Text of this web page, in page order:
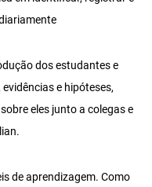
dos estudantes e
e hipóteses,
eles junto a colegas e
de aprendizagem. Como